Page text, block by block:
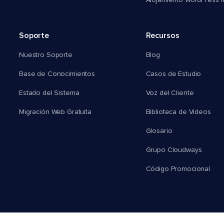
Soporte
Nuestro Soporte
Base de Conocimientos
Estado del Sistema
Migración Web Gratuita
Recursos
Blog
Casos de Estudio
Voz del Cliente
Biblioteca de Videos
Glosario
Grupo Cloudways
Código Promocional